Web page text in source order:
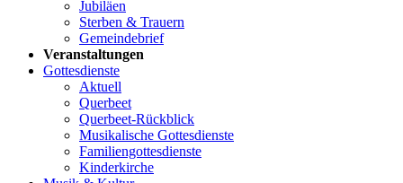
Jubiläen
Sterben & Trauern
Gemeindebrief
Veranstaltungen
Gottesdienste
Aktuell
Querbeet
Querbeet-Rückblick
Musikalische Gottesdienste
Familiengottesdienste
Kinderkirche